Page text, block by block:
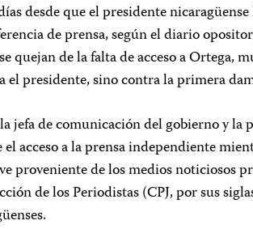
desde que el presidente
de prensa, según el diario
quejan de la falta de acceso a Ortega,
el presidente, sino contra la primera
jefa de comunicación del gobierno y
acceso a la prensa independiente
proveniente de los medios noticiosos
de los Periodistas (CPJ, por sus